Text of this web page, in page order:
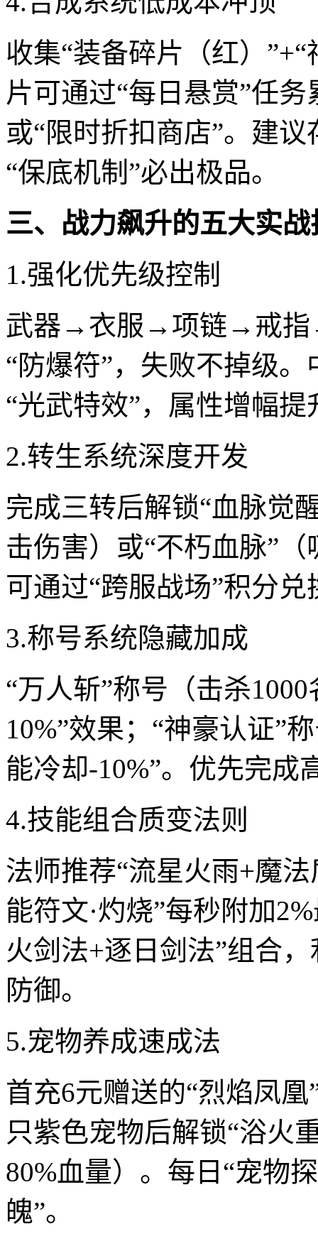
收集“装备碎片（红）
片可通过“每日悬赏”任
或“限时折扣商店”。建
“保底机制”必出极品。
三、战力飙升的五大实战
1.强化优先级控制
武器→衣服→项链→戒指
“防爆符”，失败不掉级
“光武特效”，属性增幅提
2.转生系统深度开发
完成三转后解锁“血脉觉
击伤害）或“不朽血脉”
可通过“跨服战场”积分
3.称号系统隐藏加成
“万人斩”称号（击杀
10%”效果；“神豪认证”
能冷却-10%”。优先完成
4.技能组合质变法则
法师推荐“流星火雨+魔
能符文·灼烧”每秒附加
火剑法+逐日剑法”组合
防御。
5.宠物养成速成法
首充6元赠送的“烈焰凤
只紫色宠物后解锁“浴火
80%血量）。每日“宠物
魄”。